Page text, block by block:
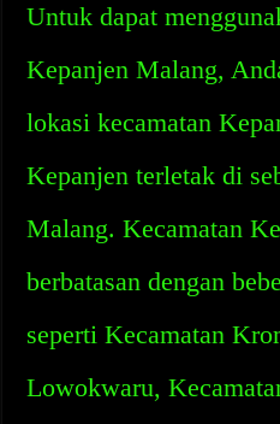
Untuk dapat
Kepanjen Malang,
lokasi kecamatan
Kepanjen terletak di
Malang. Kecamatan
berbatasan dengan
seperti Kecamatan
Lowokwaru,